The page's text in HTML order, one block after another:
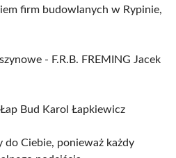
firm budowlanych w Rypinie,
- F.R.B. FREMING Jacek
Bud Karol Łapkiewicz
do Ciebie, ponieważ każdy